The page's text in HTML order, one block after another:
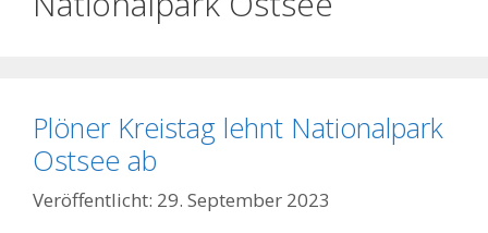
Plöner Kreistag lehnt Nationalpark
Ostsee ab
29. September 2023